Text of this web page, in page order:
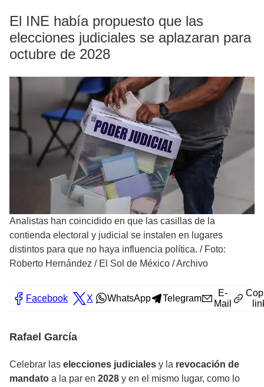
El INE había propuesto que las
elecciones judiciales se aplazaran para
octubre de 2028
Analistas han coincidido en que las casillas de la
contienda electoral y judicial se instalen en lugares
distintos para que no haya influencia política. / Foto:
Roberto Hernández / El Sol de México / Archivo
Facebook X WhatsApp Telegram
E-
Mail
Rafael García
Celebrar las elecciones judiciales y la revocación de
mandato a la par en 2028 y en el mismo lugar, como lo